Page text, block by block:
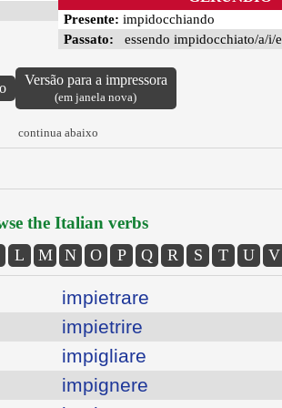
Presente: impidocchiando
Passato: essendo impidocchiato/a/i/e
Versão para a impressora
(em janela nova)
continua abaixo
the Italian verbs
L M N O P Q R S T U V
impietrare
impietrire
impigliare
impignere